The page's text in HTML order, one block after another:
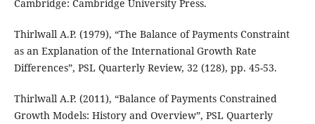
Cambridge: Cambridge University Press.
Thirlwall A.P. (1979), “The Balance of Payments Constraint
as an Explanation of the International Growth Rate
Differences”, PSL Quarterly Review, 32 (128), pp. 45-53.
Thirlwall A.P. (2011), “Balance of Payments Constrained
Growth Models: History and Overview”, PSL Quarterly